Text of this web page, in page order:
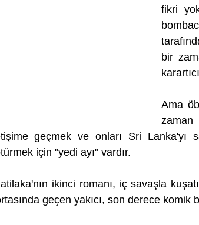
fikri
bir
Ama
zaman
geçmek ve onları Sri Lanka'yı
için "yedi ayı" vardır.
ikinci romanı, iç savaşla
geçen yakıcı, son derece komik